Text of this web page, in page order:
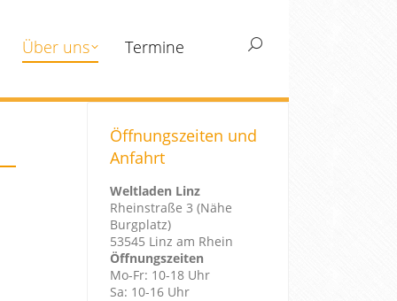
Über uns Termine Search:
Öffnungszeiten und
Anfahrt
Weltladen Linz
Rheinstraße 3 (Nähe
Burgplatz)
53545 Linz am Rhein
Öffnungszeiten
Mo-Fr: 10-18 Uhr
Sa: 10-16 Uhr